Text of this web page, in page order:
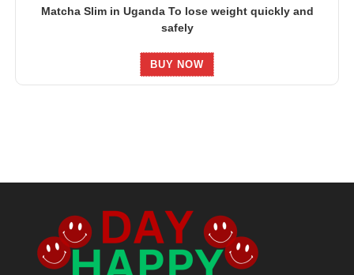
Matcha Slim in Uganda To lose weight quickly and
safely
BUY NOW